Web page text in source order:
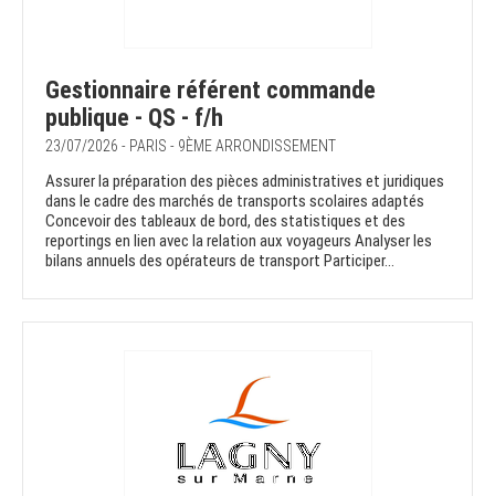
Gestionnaire référent commande
publique - QS - f/h
23/07/2026 - PARIS - 9ÈME ARRONDISSEMENT
Assurer la préparation des pièces administratives et juridiques
dans le cadre des marchés de transports scolaires adaptés
Concevoir des tableaux de bord, des statistiques et des
reportings en lien avec la relation aux voyageurs Analyser les
bilans annuels des opérateurs de transport Participer...